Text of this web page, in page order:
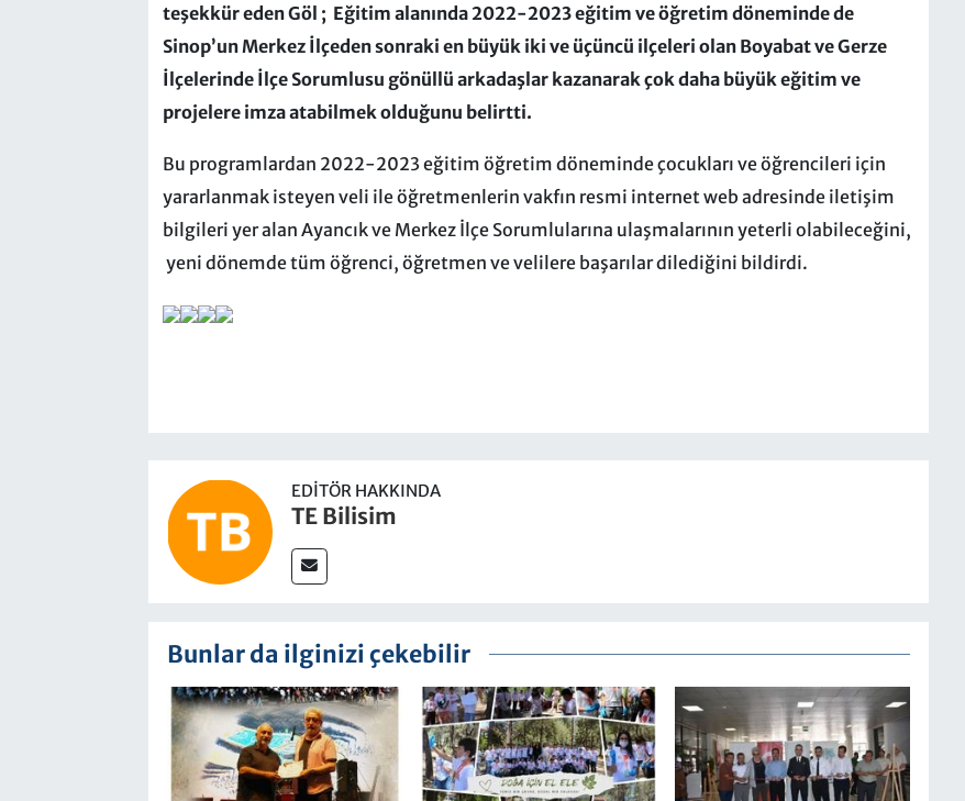
teşekkür eden Göl ; Eğitim alanında 2022-2023 eğitim ve öğretim döneminde de
Sinop’un Merkez İlçeden sonraki en büyük iki ve üçüncü ilçeleri olan Boyabat ve Gerze
İlçelerinde İlçe Sorumlusu gönüllü arkadaşlar kazanarak çok daha büyük eğitim ve
projelere imza atabilmek olduğunu belirtti.
Bu programlardan 2022-2023 eğitim öğretim döneminde çocukları ve öğrencileri için
yararlanmak isteyen veli ile öğretmenlerin vakfın resmi internet web adresinde iletişim
bilgileri yer alan Ayancık ve Merkez İlçe Sorumlularına ulaşmalarının yeterli olabileceğini,
yeni dönemde tüm öğrenci, öğretmen ve velilere başarılar dilediğini bildirdi.
EDITÖR HAKKINDA
TE Bilisim
Bunlar da ilginizi çekebilir